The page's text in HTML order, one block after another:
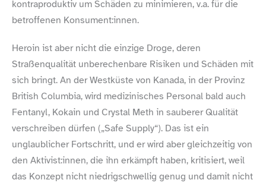
kontraproduktiv um Schäden zu minimieren, v.a. für die
betroffenen Konsument:innen.
Heroin ist aber nicht die einzige Droge, deren
Straßenqualität unberechenbare Risiken und Schäden mit
sich bringt. An der Westküste von Kanada, in der Provinz
British Columbia, wird medizinisches Personal bald auch
Fentanyl, Kokain und Crystal Meth in sauberer Qualität
verschreiben dürfen („Safe Supply“). Das ist ein
unglaublicher Fortschritt, und er wird aber gleichzeitig von
den Aktivist:innen, die ihn erkämpft haben, kritisiert, weil
das Konzept nicht niedrigschwellig genug und damit nicht